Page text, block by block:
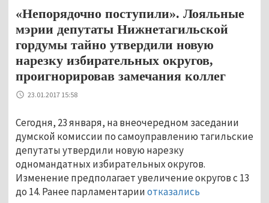
«Непорядочно поступили». Лояльные
мэрии депутаты Нижнетагильской
гордумы тайно утвердили новую
нарезку избирательных округов,
проигнорировав замечания коллег
23.01.2017 15:58
Сегодня, 23 января, на внеочередном заседании
думской комиссии по самоуправлению тагильские
депутаты утвердили новую нарезку
одномандатных избирательных округов.
Изменение предполагает увеличение округов с 13
до 14. Ранее парламентарииотказались